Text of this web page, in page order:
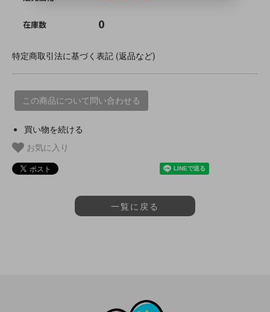
在庫数 0
特定商取引法に基づく表記 (返品など)
この商品について問い合わせる
買い物を続ける
お気に入り
一覧に戻る